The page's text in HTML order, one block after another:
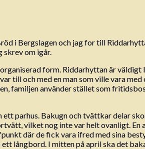
i Bergslagen och jag for till
om igår.
form. Riddarhyttan är
till och med en man som ville vara med
familjen använder stället som
parhus. Bakugn och tvättkar delar
vilket nog inte var helt ovanligt. En
där de fick vara ifred med sina
långbord. I mitten på april ska det